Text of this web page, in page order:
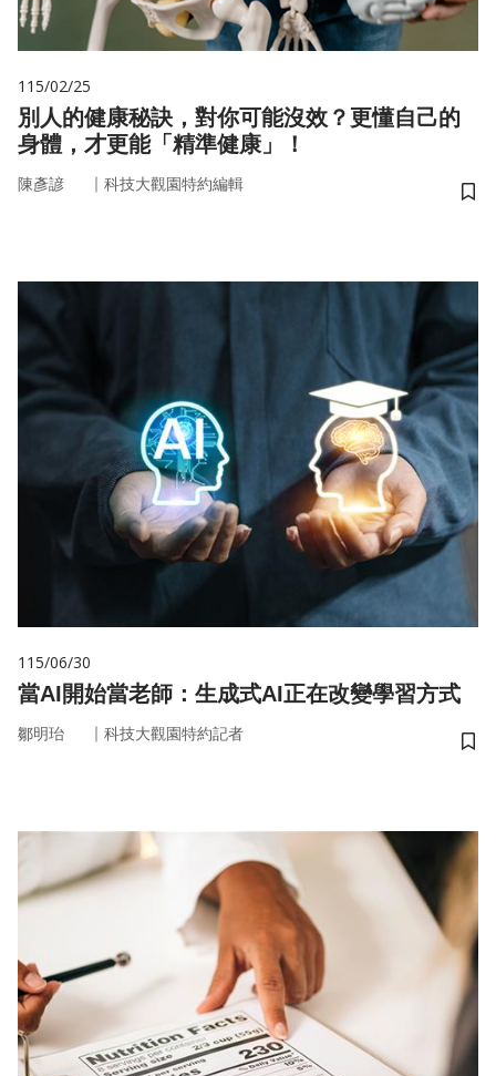
115/02/25
別人的健康秘訣，對你可能沒效？更懂自己的
身體，才更能「精準健康」！
陳彥諺 ｜ 科技大觀園特約編輯
儲
115/06/30
當AI開始當老師：生成式AI正在改變學習方式
鄒明珆 ｜ 科技大觀園特約記者
儲